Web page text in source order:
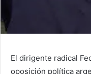
El dirigente radical
oposición política